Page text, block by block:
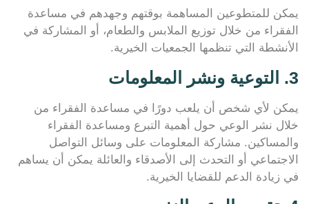
يمكن للمتطوعين المساهمة بوقتهم وجهدهم في مساعدة
الفقراء من خلال توزيع الملابس والطعام، أو المشاركة في
الأنشطة التي تنظمها الجمعيات الخيرية.
3. التوعية ونشر المعلومات
يمكن لأي شخص أن يلعب دورًا في مساعدة الفقراء من
خلال نشر الوعي حول أهمية التبرع ومساعدة الفقراء
والمساكين. مشاركة المعلومات على وسائل التواصل
الاجتماعي أو التحدث إلى الأصدقاء والعائلة يمكن أن يساهم
في زيادة الدعم للقضايا الخيرية.